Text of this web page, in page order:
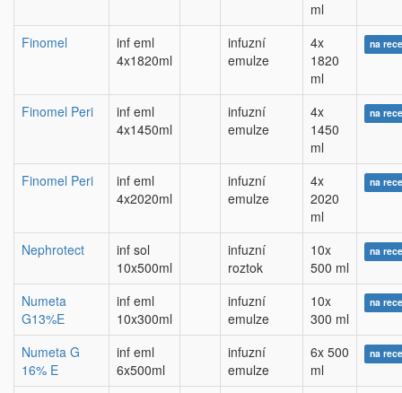
ml
Finomel
inf eml
4x1820ml
infuzní
emulze
4x
1820
ml
na
Finomel Peri
inf eml
4x1450ml
infuzní
emulze
4x
1450
ml
na
Finomel Peri
inf eml
4x2020ml
infuzní
emulze
4x
2020
ml
na
Nephrotect
inf sol
10x500ml
infuzní
roztok
10x
500 ml
na
Numeta
G13%E
inf eml
10x300ml
infuzní
emulze
10x
300 ml
na
Numeta G
16% E
inf eml
6x500ml
infuzní
emulze
6x 500
ml
na